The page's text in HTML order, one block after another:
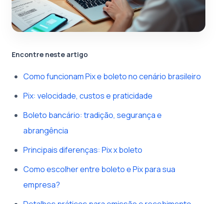
Encontre neste artigo
Como funcionam Pix e boleto no cenário brasileiro
Pix: velocidade, custos e praticidade
Boleto bancário: tradição, segurança e
abrangência
Principais diferenças: Pix x boleto
Como escolher entre boleto e Pix para sua
empresa?